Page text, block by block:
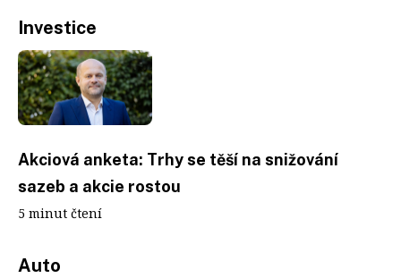
Investice
Akciová anketa: Trhy se těší na snižování
sazeb a akcie rostou
5 minut čtení
Auto